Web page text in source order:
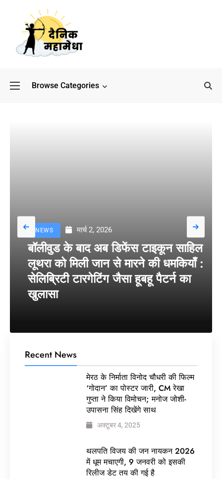
Browse Categories
NEWS मार्च 2, 2026
बॉलीवुड के बाद अब डिफेंस टाइकून साहिल
लूथरा को मिली जान से मारने की धमकियाँ :
सेलिब्रिटी टारगेटिंग जैसा हूबहू पैटर्न का
खुलासा
Recent News
मेरठ के निर्माता विनोद चौधरी की फिल्म
‘गोदान’ का पोस्टर जारी, CM रेखा
गुप्ता ने किया विमोचन; मनोज जोशी-
उपासना सिंह दिखेंगे साथ
अक्टूबर 4, 2025
थलपति विजय की जन नायकन 2026
में धूम मचाएगी, 9 जनवरी को इसकी
रिलीज डेट तय की गई है